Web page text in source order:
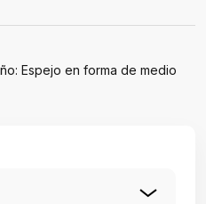
Espejo en forma de medio